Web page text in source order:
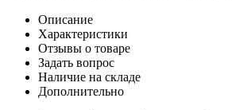
Описание
Характеристики
Отзывы о товаре
Задать вопрос
Наличие на складе
Дополнительно